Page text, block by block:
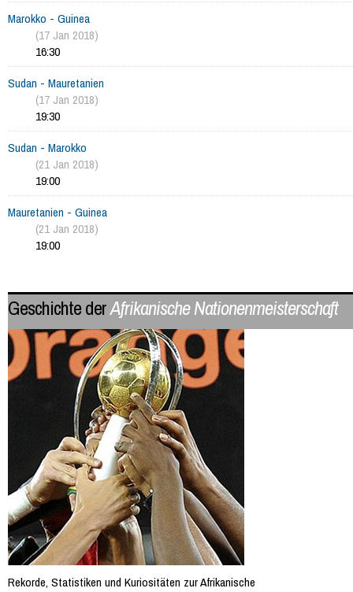
Marokko - Guinea
(17 Jan 2018)
16:30
Sudan - Mauretanien
(17 Jan 2018)
19:30
Sudan - Marokko
(21 Jan 2018)
19:00
Mauretanien - Guinea
(21 Jan 2018)
19:00
Geschichte derAfrikanische Nationenmeisterschaft
Rekorde, Statistiken und Kuriositäten zur Afrikanische